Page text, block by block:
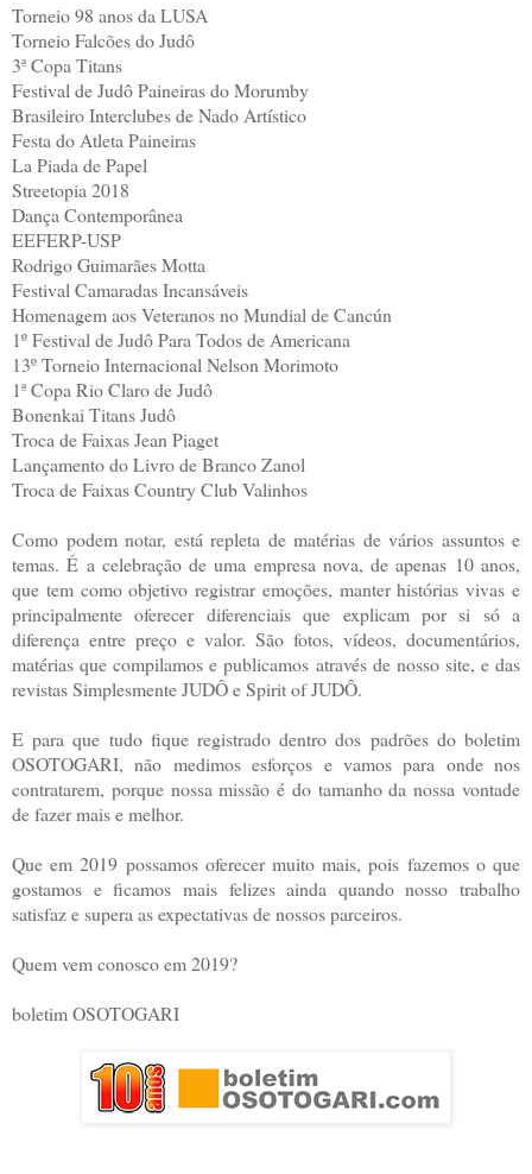
Torneio 98 anos da LUSA
Torneio Falcões do Judô
3ª Copa Titans
Festival de Judô Paineiras do Morumby
Brasileiro Interclubes de Nado Artístico
Festa do Atleta Paineiras
La Piada de Papel
Streetopia 2018
Dança Contemporânea
EEFERP-USP
Rodrigo Guimarães Motta
Festival Camaradas Incansáveis
Homenagem aos Veteranos no Mundial de Cancún
1º Festival de Judô Para Todos de Americana
13º Torneio Internacional Nelson Morimoto
1ª Copa Rio Claro de Judô
Bonenkai Titans Judô
Troca de Faixas Jean Piaget
Lançamento do Livro de Branco Zanol
Troca de Faixas Country Club Valinhos
Como podem notar, está repleta de matérias de vários assuntos e
temas. É a celebração de uma empresa nova, de apenas 10 anos,
que tem como objetivo registrar emoções, manter histórias vivas e
principalmente oferecer diferenciais que explicam por si só a
diferença entre preço e valor. São fotos, vídeos, documentários,
matérias que compilamos e publicamos através de nosso site, e das
revistas Simplesmente JUDÔ e Spirit of JUDÔ.
E para que tudo fique registrado dentro dos padrões do boletim
OSOTOGARI, não medimos esforços e vamos para onde nos
contratarem, porque nossa missão é do tamanho da nossa vontade
de fazer mais e melhor.
Que em 2019 possamos oferecer muito mais, pois fazemos o que
gostamos e ficamos mais felizes ainda quando nosso trabalho
satisfaz e supera as expectativas de nossos parceiros.
Quem vem conosco em 2019?
boletim OSOTOGARI